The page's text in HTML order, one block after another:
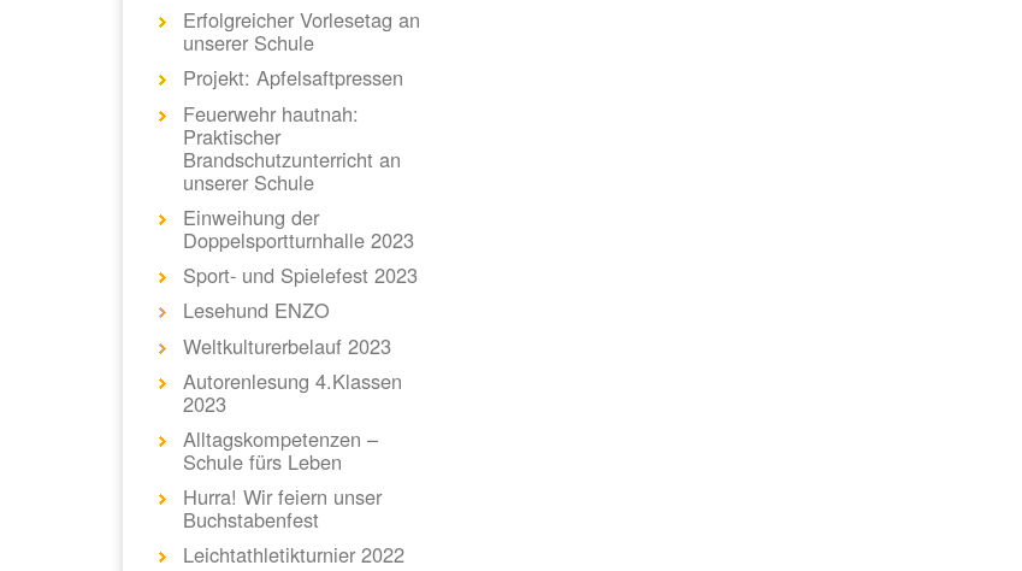
Erfolgreicher Vorlesetag an
unserer Schule
Projekt: Apfelsaftpressen
Feuerwehr hautnah:
Praktischer
Brandschutzunterricht an
unserer Schule
Einweihung der
Doppelsportturnhalle 2023
Sport- und Spielefest 2023
Lesehund ENZO
Weltkulturerbelauf 2023
Autorenlesung 4.Klassen
2023
Alltagskompetenzen –
Schule fürs Leben
Hurra! Wir feiern unser
Buchstabenfest
Leichtathletikturnier 2022